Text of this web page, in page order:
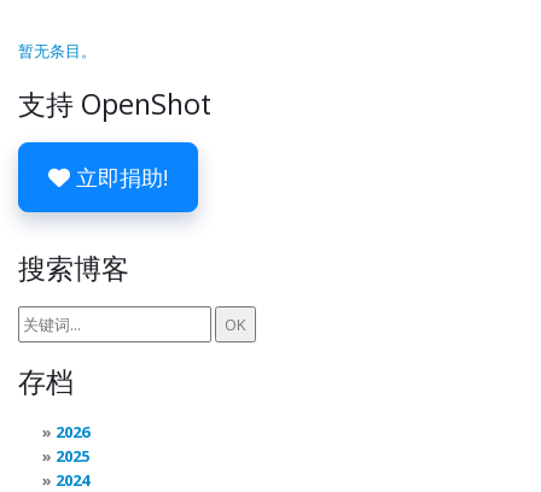
暂无条目。
支持 OpenShot
立即捐助!
搜索博客
存档
2026
2025
2024